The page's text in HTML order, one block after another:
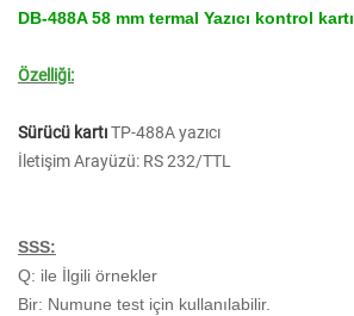
DB-488A 58 mm termal Yazıcı kontrol kartı
Özelliği:
Sürücü kartıTP-488A yazıcı
İletişim Arayüzü: RS 232/TTL
SSS:
Q: ile İlgili örnekler
Bir: Numune test için kullanılabilir.